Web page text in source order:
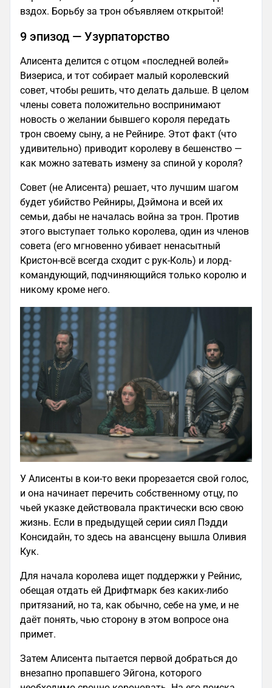
вздох. Борьбу за трон объявляем открытой!
9 эпизод — Узурпаторство
Алисента делится с отцом «последней волей»
Визериса, и тот собирает малый королевский
совет, чтобы решить, что делать дальше. В целом
члены совета положительно воспринимают
новость о желании бывшего короля передать
трон своему сыну, а не Рейнире. Этот факт (что
удивительно) приводит королеву в бешенство —
как можно затевать измену за спиной у короля?
Совет (не Алисента) решает, что лучшим шагом
будет убийство Рейниры, Дэймона и всей их
семьи, дабы не началась война за трон. Против
этого выступает только королева, один из членов
совета (его мгновенно убивает ненасытный
Кристон-всё всегда сходит с рук-Коль) и лорд-
командующий, подчиняющийся только королю и
никому кроме него.
У Алисенты в кои-то веки прорезается свой голос,
и она начинает перечить собственному отцу, по
чьей указке действовала практически всю свою
жизнь. Если в предыдущей серии сиял Пэдди
Консидайн, то здесь на авансцену вышла Оливия
Кук.
Для начала королева ищет поддержки у Рейнис,
обещая отдать ей Дрифтмарк без каких-либо
притязаний, но та, как обычно, себе на уме, и не
даёт понять, чью сторону в этом вопросе она
примет.
Затем Алисента пытается первой добраться до
внезапно пропавшего Эйгона, которого